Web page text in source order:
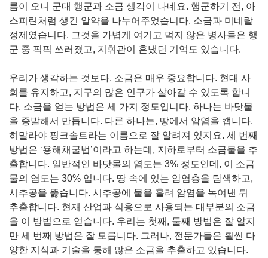
름이 오니 군대 행군과 소금 생각이 나네요. 행군하기 전, 아
스피린처럼 생긴 알약을 나누어주었습니다. 소금과 미네랄
정제였습니다. 그것을 가볍게 여기고 먹지 않은 병사들은 행
군 중 픽픽 쓰러졌고, 지휘관이 혼냈던 기억도 있습니다.
우리가 생각하는 것보다, 소금은 매우 중요합니다. 현대 사
회를 유지하고, 지구의 많은 인구가 살아갈 수 있도록 합니
다. 소금을 얻는 방법은 세 가지 정도입니다. 하나는 바닷물
을 증발해서 만듭니다. 다른 하나는, 땅에서 암염을 캡니다.
히말라야 핑크솔트라는 이름으로 잘 알려져 있지요. 세 번째
방법은 ‘용해채굴법’이라고 하는데, 지하로부터 소금물을 추
출합니다. 일반적인 바닷물의 염도는 3% 정도인데, 이 소금
물의 염도는 30% 입니다. 땅 속에 있는 암염층을 탐색하고,
시추공을 뚫습니다. 시추공에 물을 흘려 암염을 녹여낸 뒤
추출합니다. 현재 산업과 식용으로 사용되는 대부분의 소금
을 이 방법으로 얻습니다. 우리는 첫째, 둘째 방법은 잘 알지
만 세 번째 방법은 잘 모릅니다. 그러나, 전문가들은 훨씬 다
양한 지식과 기술을 통해 많은 소금을 추출하고 있습니다.